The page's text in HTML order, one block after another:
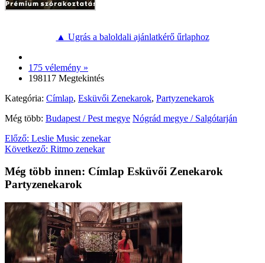
▲ Ugrás a baloldali ajánlatkérő űrlaphoz
175 vélemény »
198117 Megtekintés
Kategória: Címlap, Esküvői Zenekarok, Partyzenekarok
Még több: Budapest / Pest megye Nógrád megye / Salgótarján
Előző: Leslie Music zenekar
Következő: Ritmo zenekar
Még több innen: Címlap Esküvői Zenekarok
Partyzenekarok